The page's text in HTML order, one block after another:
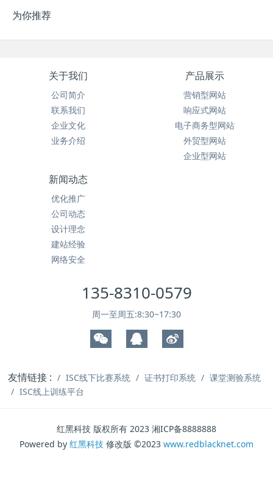
为你推荐
关于我们
公司简介
联系我们
企业文化
业务介绍
产品展示
营销型网站
响应式网站
电子商务型网站
外贸型网站
企业型网站
新闻动态
优化推广
公司动态
设计理念
建站经验
网络安全
135-8310-0579
周一至周五:8:30~17:30
友情链接 : ISC线下比赛系统 证书打印系统
课堂测验系统
ISC线上训练平台
红黑科技 版权所有 2023 湘ICP备8888888
Powered by 红黑科技 修改版 ©2023 www.redblacknet.com